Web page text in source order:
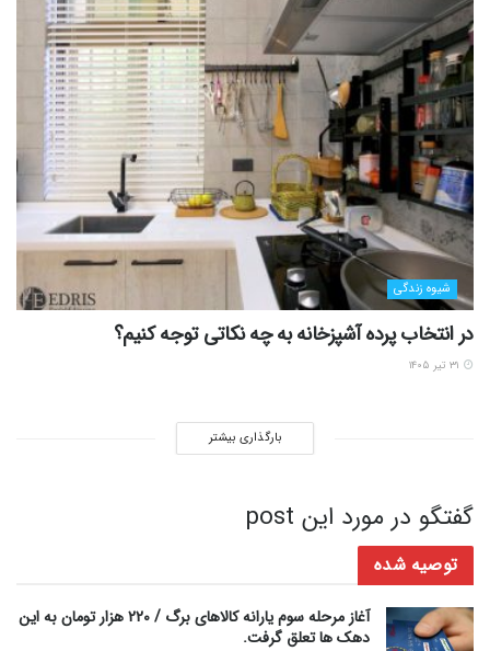
شیوه زندگی
در انتخاب پرده آشپزخانه به چه نکاتی توجه کنیم؟
بارگذاری بیشتر
گفتگو در مورد این post
توصیه شده
آغاز مرحله سوم یارانه کالاهای برگ / 220 هزار تومان به این
دهک ها تعلق گرفت.